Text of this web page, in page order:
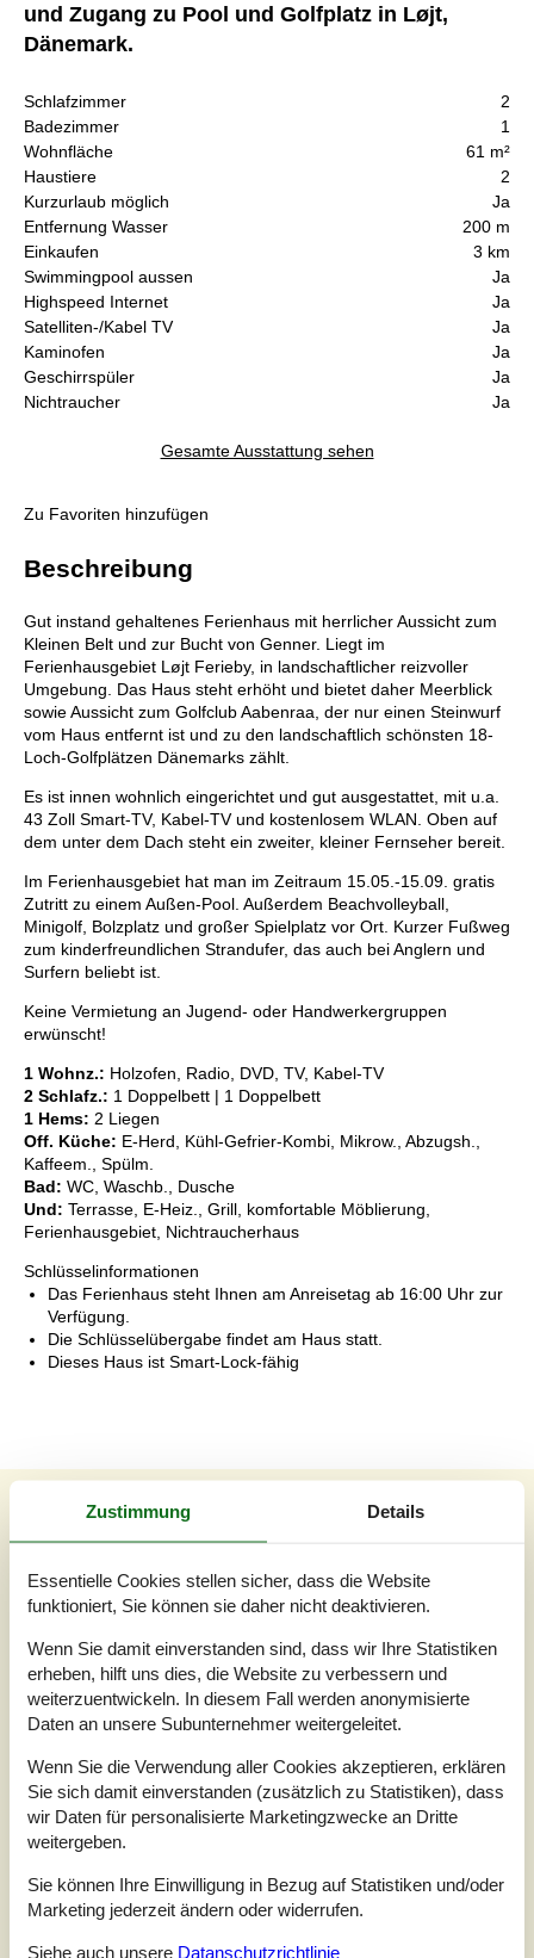
und Zugang zu Pool und Golfplatz in Løjt,
Dänemark.
Schlafzimmer
2
Badezimmer
1
Wohnfläche
61 m²
Haustiere
2
Kurzurlaub möglich
Ja
Entfernung Wasser
200 m
Einkaufen
3 km
Swimmingpool aussen
Ja
Highspeed Internet
Ja
Satelliten-/Kabel TV
Ja
Kaminofen
Ja
Geschirrspüler
Ja
Nichtraucher
Ja
Gesamte Ausstattung sehen
Zu Favoriten hinzufügen
Beschreibung
Gut instand gehaltenes Ferienhaus mit herrlicher Aussicht zum
Kleinen Belt und zur Bucht von Genner. Liegt im
Ferienhausgebiet Løjt Ferieby, in landschaftlicher reizvoller
Umgebung. Das Haus steht erhöht und bietet daher Meerblick
sowie Aussicht zum Golfclub Aabenraa, der nur einen Steinwurf
vom Haus entfernt ist und zu den landschaftlich schönsten 18-
Loch-Golfplätzen Dänemarks zählt.
Es ist innen wohnlich eingerichtet und gut ausgestattet, mit u.a.
43 Zoll Smart-TV, Kabel-TV und kostenlosem WLAN. Oben auf
dem unter dem Dach steht ein zweiter, kleiner Fernseher bereit.
Im Ferienhausgebiet hat man im Zeitraum 15.05.-15.09. gratis
Zutritt zu einem Außen-Pool. Außerdem Beachvolleyball,
Minigolf, Bolzplatz und großer Spielplatz vor Ort. Kurzer Fußweg
zum kinderfreundlichen Strandufer, das auch bei Anglern und
Surfern beliebt ist.
Keine Vermietung an Jugend- oder Handwerkergruppen
erwünscht!
1 Wohnz.: Holzofen, Radio, DVD, TV, Kabel-TV
2 Schlafz.: 1 Doppelbett | 1 Doppelbett
1 Hems: 2 Liegen
Off. Küche: E-Herd, Kühl-Gefrier-Kombi, Mikrow., Abzugsh.,
Kaffeem., Spülm.
Bad: WC, Waschb., Dusche
Und: Terrasse, E-Heiz., Grill, komfortable Möblierung,
Ferienhausgebiet, Nichtraucherhaus
Schlüsselinformationen
Das Ferienhaus steht Ihnen am Anreisetag ab 16:00 Uhr zur
Verfügung.
Die Schlüsselübergabe findet am Haus statt.
Dieses Haus ist Smart-Lock-fähig
Unsere Gästebewertungen
Unsere GästebewertungenExterne Bewertungen
4,0 Bezogen auf4 Bewertungen
Letzte Bewertung ist vom 10.04.2026
5
3
2 (0)
1 (0)
Kommentare
Keine Bewertungen haben Kommentare auf Deutsch
Zustimmung Details
Essentielle Cookies stellen sicher, dass die Website
funktioniert, Sie können sie daher nicht deaktivieren.
Wenn Sie damit einverstanden sind, dass wir Ihre Statistiken
erheben, hilft uns dies, die Website zu verbessern und
weiterzuentwickeln. In diesem Fall werden anonymisierte
Daten an unsere Subunternehmer weitergeleitet.
Wenn Sie die Verwendung aller Cookies akzeptieren, erklären
Sie sich damit einverstanden (zusätzlich zu Statistiken), dass
wir Daten für personalisierte Marketingzwecke an Dritte
weitergeben.
Sie können Ihre Einwilligung in Bezug auf Statistiken und/oder
Marketing jederzeit ändern oder widerrufen.
Siehe auch unsere Datanschutzrichtlinie